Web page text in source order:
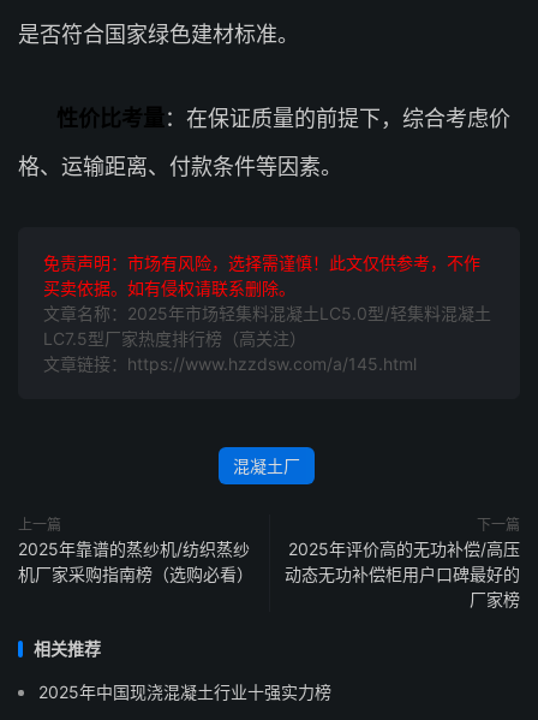
是否符合国家绿色建材标准。
性价比考量：在保证质量的前提下，综合考虑价
格、运输距离、付款条件等因素。
免责声明：市场有风险，选择需谨慎！此文仅供参考，不作
买卖依据。如有侵权请联系删除。
文章名称：2025年市场轻集料混凝土LC5.0型/轻集料混凝土
LC7.5型厂家热度排行榜（高关注）
文章链接：https://www.hzzdsw.com/a/145.html
混凝土厂
上一篇
2025年靠谱的蒸纱机/纺织蒸纱
机厂家采购指南榜（选购必看）
下一篇
2025年评价高的无功补偿/高压
动态无功补偿柜用户口碑最好的
厂家榜
相关推荐
2025年中国现浇混凝土行业十强实力榜